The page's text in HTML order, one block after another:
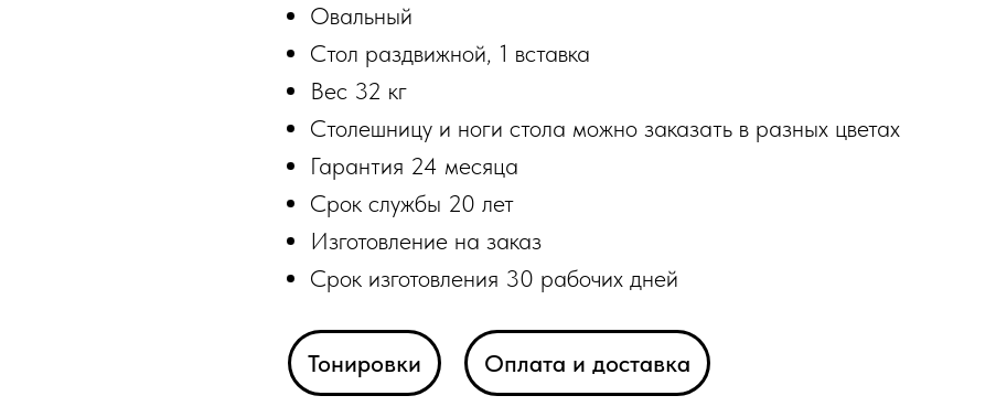
Овальный
Стол раздвижной, 1 вставка
Вес 32 кг
Столешницу и ноги стола можно заказать в разных цветах
Гарантия 24 месяца
Срок службы 20 лет
Изготовление на заказ
Срок изготовления 30 рабочих дней
Тонировки Оплата и доставка